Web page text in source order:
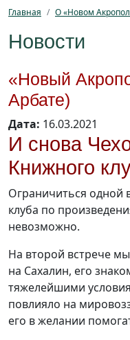
Главная О «Новом
Новости
«Новый
Арбате)
Дата: 16.03.2021
И снова
Книжного
Ограничиться одной
клуба по
невозможно.
На второй встрече
на Сахалин, его
тяжелейшими
повлияло на
его в желании